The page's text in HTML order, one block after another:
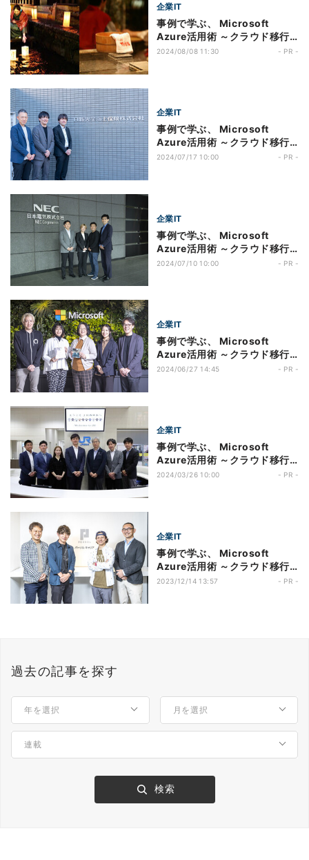
タチ
企業IT
事例で学ぶ、 Microsoft
Azure活用術 ～クラウド移行
編～ 第276回 「Microsoft
2024/08/08 11:30 - PR -
企業IT
事例で学ぶ、 Microsoft
Azure活用術 ～クラウド移行
編～ 第275回 30年以上稼働す
する会社」を目指す日新火災
2024/07/17 10:00 - PR -
企業IT
事例で学ぶ、 Microsoft
Azure活用術 ～クラウド移行
編～ 第274回 NECが顔認証と
来社会
2024/07/10 10:00 - PR -
企業IT
事例で学ぶ、 Microsoft
Azure活用術 ～クラウド移行
編～ 第273回 脱リフト＆シフ
感
2024/06/27 14:45 - PR -
企業IT
事例で学ぶ、 Microsoft
Azure活用術 ～クラウド移行
編～ 第272回 2025 大阪・関
2024/03/26 10:00 - PR -
企業IT
事例で学ぶ、 Microsoft
Azure活用術 ～クラウド移行
編～ 第271回 データ分析環境
2023/12/14 13:57 - PR -
過去の記事を探す